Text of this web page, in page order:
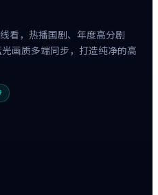
看，热播国剧、年度高分剧
画质多端同步，打造纯净的高